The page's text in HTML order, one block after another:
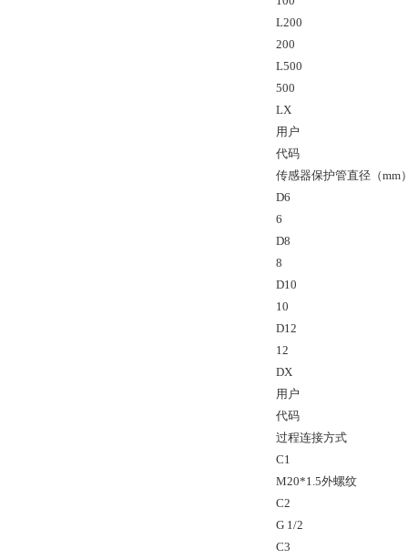
L200
200
L500
500
LX
用户
代码
传感器保护管直径（mm
D6
6
D8
8
D10
10
D12
12
DX
用户
代码
过程连接方式
C1
M20*1.5外螺纹
C2
G 1/2
C3